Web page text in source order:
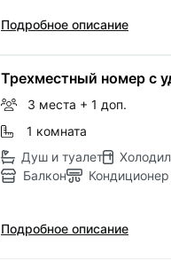
Подробное описание
Трехместный номер с
3 места + 1 доп.
1 комната
Душ и туалет
Балкон
Кондиционер
Подробное описание